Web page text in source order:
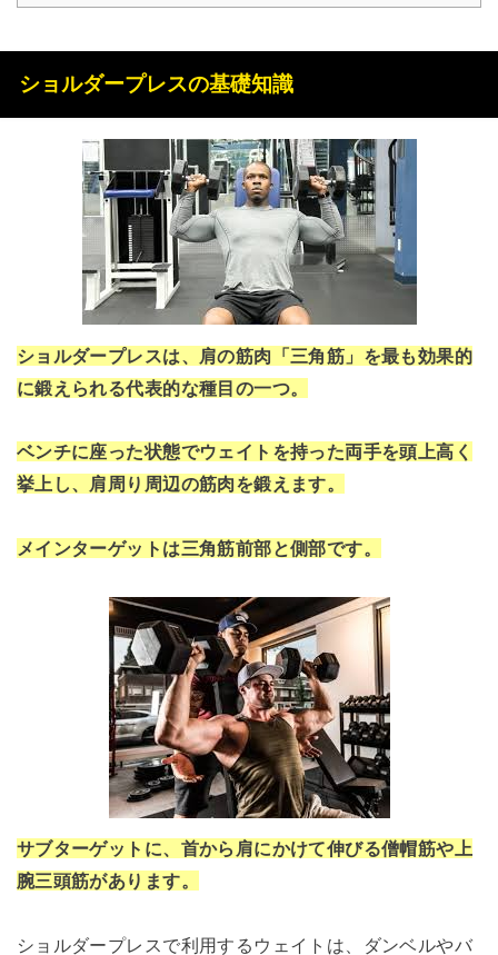
ショルダープレスの基礎知識
ショルダープレスは、肩の筋肉「三角筋」を最も効果的
に鍛えられる代表的な種目の一つ。
ベンチに座った状態でウェイトを持った両手を頭上高く
挙上し、肩周り周辺の筋肉を鍛えます。
メインターゲットは三角筋前部と側部です。
サブターゲットに、首から肩にかけて伸びる僧帽筋や上
腕三頭筋があります。
ショルダープレスで利用するウェイトは、ダンベルやバ